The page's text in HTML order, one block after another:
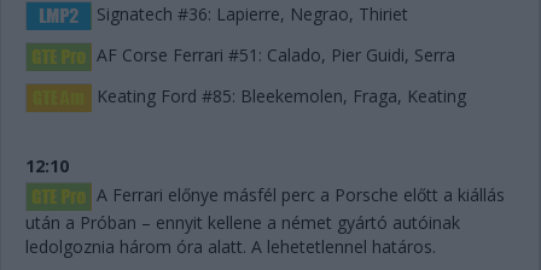
Signatech #36: Lapierre, Negrao, Thiriet
AF Corse Ferrari #51: Calado, Pier Guidi, Serra
Keating Ford #85: Bleekemolen, Fraga, Keating
12:10
A Ferrari előnye másfél perc a Porsche előtt a kiállás
után a Próban – ennyit kellene a német gyártó autóinak
ledolgoznia három óra alatt. A lehetetlennel határos.